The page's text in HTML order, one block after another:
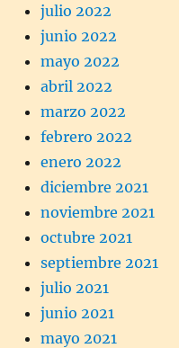
julio 2022
junio 2022
mayo 2022
abril 2022
marzo 2022
febrero 2022
enero 2022
diciembre 2021
noviembre 2021
octubre 2021
septiembre 2021
julio 2021
junio 2021
mayo 2021